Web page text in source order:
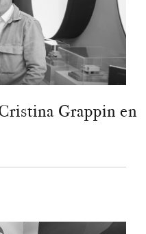
Grappin en